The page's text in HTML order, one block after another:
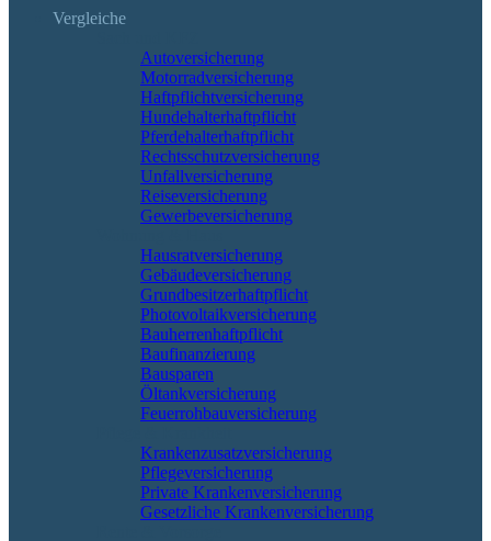
Vergleiche
Autoversicherung
Motorradversicherung
Haftpflichtversicherung
Hundehalterhaftpflicht
Pferdehalterhaftpflicht
Rechtsschutzversicherung
Unfallversicherung
Reiseversicherung
Gewerbeversicherung
Hausratversicherung
Gebäudeversicherung
Grundbesitzerhaftpflicht
Photovoltaikversicherung
Bauherrenhaftpflicht
Baufinanzierung
Bausparen
Öltankversicherung
Feuerrohbauversicherung
Krankenzusatzversicherung
Pflegeversicherung
Private Krankenversicherung
Gesetzliche Krankenversicherung